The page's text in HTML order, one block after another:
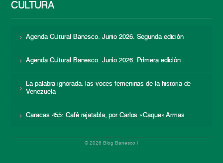
CULTURA
Agenda Cultural Banesco. Junio 2026. Segunda edición
Agenda Cultural Banesco. Junio 2026. Primera edición
La palabra ignorada: las voces femeninas de la historia de
Venezuela
Caracas 455: Café rajatabla, por Carlos «Caque» Armas
© 2026 Blog Banesco |